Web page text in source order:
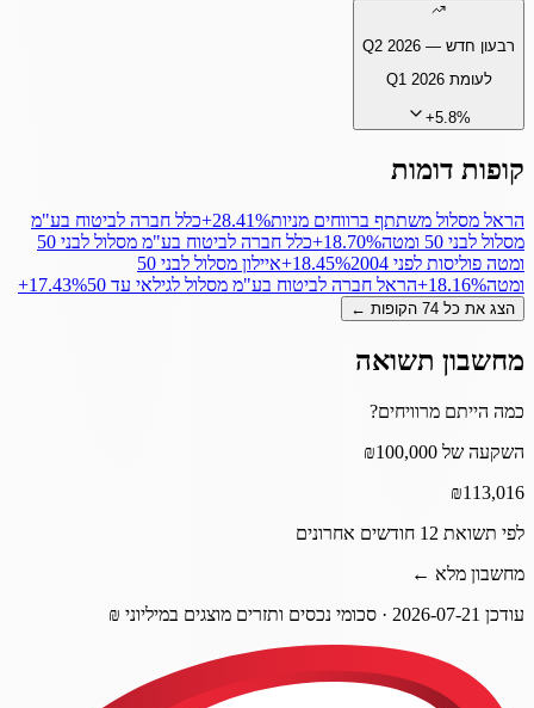
רבעון חדש — Q2 2026
לעומתQ1 2026
+5.8%
קופות דומות
הראל מסלול משתתף ברווחים מניות‎+28.41%כלל חברה לביטוח בע"מ
מסלול לבני 50 ומטה
‎+18.70%
כלל חברה לביטוח בע"מ מסלול לבני 50
ומטה פוליסות לפני 2004
‎+18.45%
איילון מסלול לבני 50
ומטה‎+18.16%הראל חברה לביטוח בע"מ מסלול לגילאי עד 50 ‎+17.43%
הצג את כל 74 הקופות ←
מחשבון תשואה
כמה הייתם מרוויחים?
השקעה של ₪100,000
₪113,016
לפי תשואת 12 חודשים אחרונים
מחשבון מלא ←
עודכן 2026-07-21 · סכומי נכסים ותזרים מוצגים במיליוני ₪